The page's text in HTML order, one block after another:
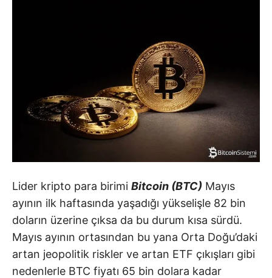
Lider kripto para birimi Bitcoin (BTC) Mayıs
ayının ilk haftasında yaşadığı yükselişle 82 bin
doların üzerine çıksa da bu durum kısa sürdü.
Mayıs ayının ortasından bu yana Orta Doğu’daki
artan jeopolitik riskler ve artan ETF çıkışları gibi
nedenlerle BTC fiyatı 65 bin dolara kadar